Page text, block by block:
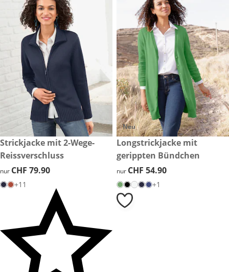
CHF 79.90
Strickjacke mit 2-Wege-
Reissverschluss
CHF 79.90
nur CHF 79.90
+11
Neu
CHF 54.90
Longstrickjacke mit
gerippten Bündchen
CHF 54.90
nur CHF 54.90
+1